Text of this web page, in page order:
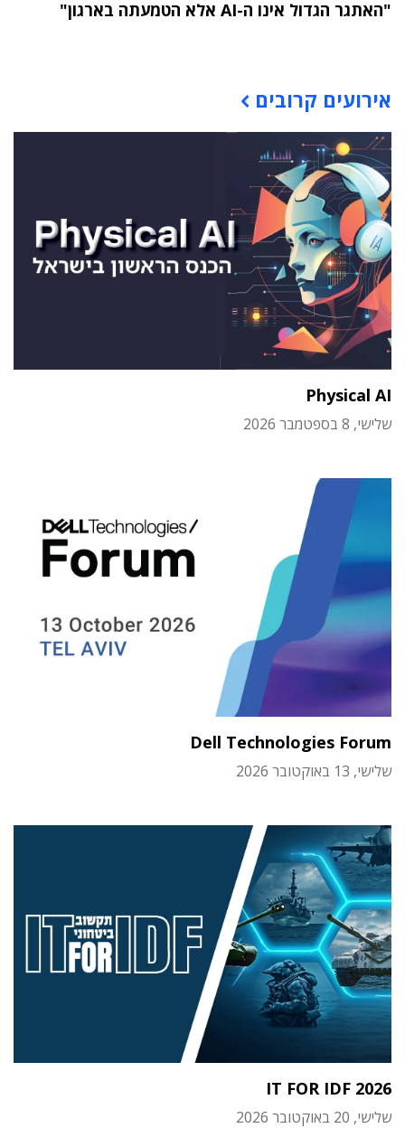
"האתגר הגדול אינו ה-AI אלא הטמעתה בארגון"
אירועים קרובים
Physical AI
שלישי, 8 בספטמבר 2026
Dell Technologies Forum
שלישי, 13 באוקטובר 2026
IT FOR IDF 2026
שלישי, 20 באוקטובר 2026